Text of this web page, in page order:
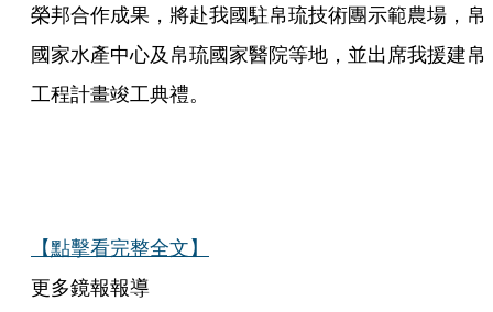
榮邦合作成果，將赴我國駐帛琉技術團示範農場，帛
國家水產中心及帛琉國家醫院等地，並出席我援建帛
工程計畫竣工典禮。
【點擊看完整全文】
更多鏡報報導